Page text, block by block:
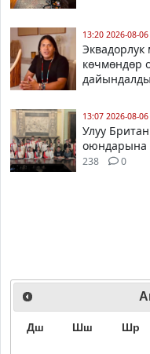
13:20 2026-08-06
Эквадорлук
көчмөндөр
дайындалды
13:07 2026-08-06
Улуу
оюндарына
238 0
Дш Шш Шр